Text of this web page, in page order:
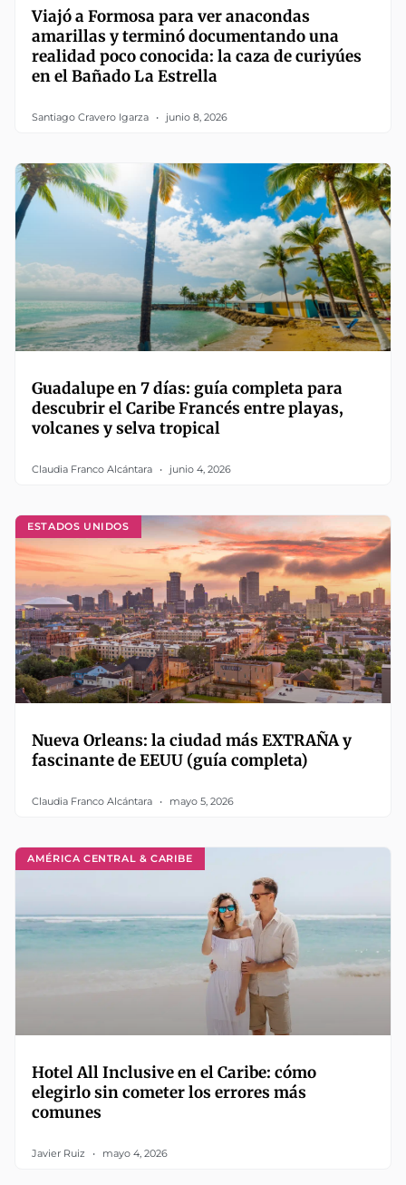
Viajó a Formosa para ver anacondas
amarillas y terminó documentando una
realidad poco conocida: la caza de curiyúes
en el Bañado La Estrella
Santiago Cravero Igarza junio 8, 2026
Guadalupe en 7 días: guía completa para
descubrir el Caribe Francés entre playas,
volcanes y selva tropical
Claudia Franco Alcántara junio 4, 2026
ESTADOS UNIDOS
Nueva Orleans: la ciudad más EXTRAÑA y
fascinante de EEUU (guía completa)
Claudia Franco Alcántara mayo 5, 2026
AMÉRICA CENTRAL & CARIBE
Hotel All Inclusive en el Caribe: cómo
elegirlo sin cometer los errores más
comunes
Javier Ruiz mayo 4, 2026